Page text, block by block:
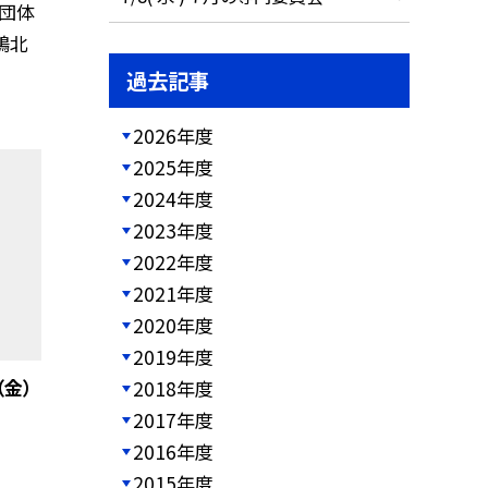
体
北
）
過去記事
2026年度
2025年度
2024年度
2023年度
2022年度
2021年度
2020年度
2019年度
2018年度
2017年度
2016年度